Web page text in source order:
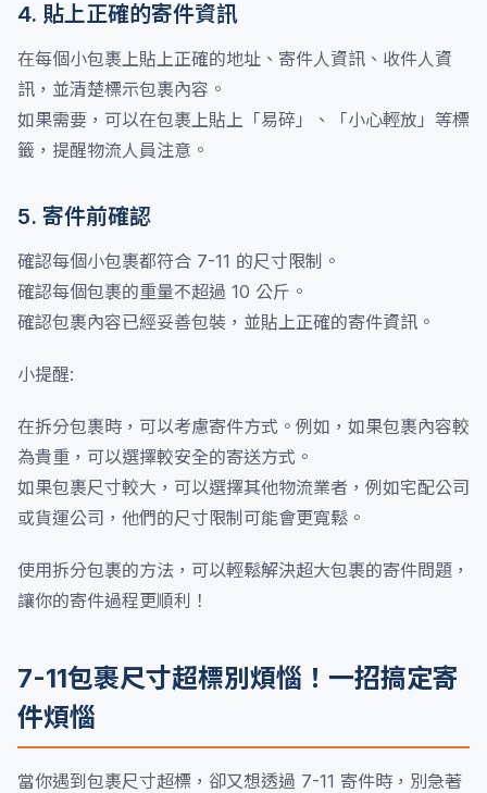
4. 貼上正確的寄件資訊
在每個小包裹上貼上正確的地址、寄件人資訊、收件人資
訊，並清楚標示包裹內容。
如果需要，可以在包裹上貼上「易碎」、「小心輕放」等標
籤，提醒物流人員注意。
5. 寄件前確認
確認每個小包裹都符合 7-11 的尺寸限制。
確認每個包裹的重量不超過 10 公斤。
確認包裹內容已經妥善包裝，並貼上正確的寄件資訊。
小提醒:
在拆分包裹時，可以考慮寄件方式。例如，如果包裹內容較
為貴重，可以選擇較安全的寄送方式。
如果包裹尺寸較大，可以選擇其他物流業者，例如宅配公司
或貨運公司，他們的尺寸限制可能會更寬鬆。
使用拆分包裹的方法，可以輕鬆解決超大包裹的寄件問題，
讓你的寄件過程更順利！
7-11包裹尺寸超標別煩惱！一招搞定寄
件煩惱
當你遇到包裹尺寸超標，卻又想透過 7-11 寄件時，別急著